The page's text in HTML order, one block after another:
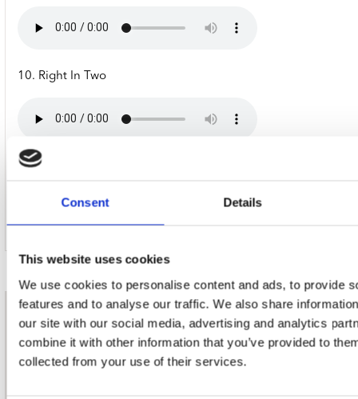
Consent Details
This website uses cookies
We use cookies to personalise content and ads, to provide
features and to analyse our traffic. We also share
our site with our social media, advertising and analytics
combine it with other information that you’ve provided to
collected from your use of their services.
10. Right In Two
11. Viginti Tres
nieuwsbrief